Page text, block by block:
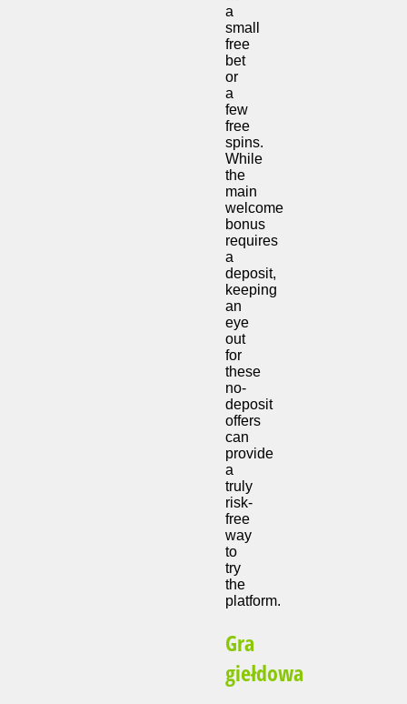
a
small
free
bet
or
a
few
free
spins.
While
the
main
welcome
bonus
requires
a
deposit,
keeping
an
eye
out
for
these
no-
deposit
offers
can
provide
a
truly
risk-
free
way
to
try
the
platform.
Gra
giełdowa